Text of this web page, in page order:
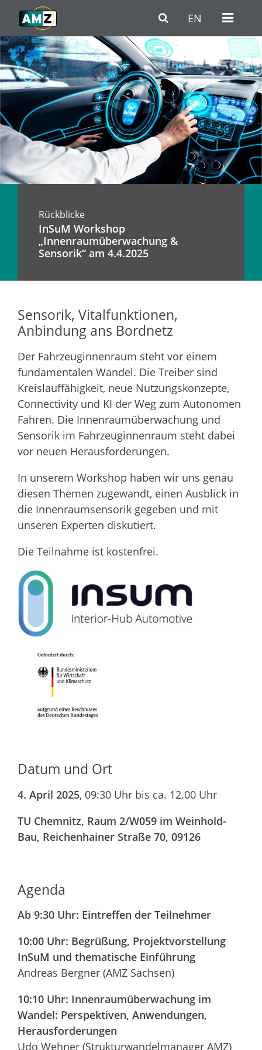
Zum Hauptinhalt
Zur Haupt-Navigation
Zum Fußbereich / Kontakt
EN
Rückblicke
InSuM Workshop
„Innenraumüberwachung &
Sensorik“ am 4.4.2025
Sensorik, Vitalfunktionen,
Anbindung ans Bordnetz
Der Fahrzeuginnenraum steht vor einem
fundamentalen Wandel. Die Treiber sind
Kreislauffähigkeit, neue Nutzungskonzepte,
Connectivity und KI der Weg zum Autonomen
Fahren. Die Innenraumüberwachung und
Sensorik im Fahrzeuginnenraum steht dabei
vor neuen Herausforderungen.
In unserem Workshop haben wir uns genau
diesen Themen zugewandt, einen Ausblick in
die Innenraumsensorik gegeben und mit
unseren Experten diskutiert.
Die Teilnahme ist kostenfrei.
Datum und Ort
4. April 2025, 09:30 Uhr bis ca. 12.00 Uhr
TU Chemnitz, Raum 2/W059 im Weinhold-
Bau, Reichenhainer Straße 70, 09126
Agenda
Ab 9:30 Uhr: Eintreffen der Teilnehmer
10:00 Uhr: Begrüßung, Projektvorstellung
InSuM und thematische Einführung
Andreas Bergner (AMZ Sachsen)
10:10 Uhr: Innenraumüberwachung im
Wandel: Perspektiven, Anwendungen,
Herausforderungen
Udo Wehner (Strukturwandelmanager AMZ)